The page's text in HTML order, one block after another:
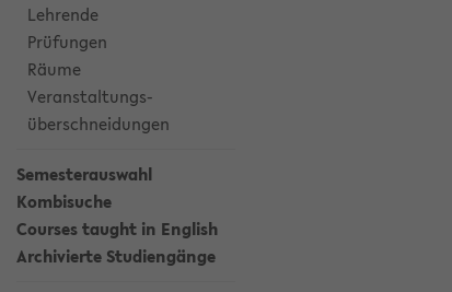
Lehrende
Prüfungen
Räume
Veranstaltungs-
überschneidungen
Semesterauswahl
Kombisuche
Courses taught in English
Archivierte Studiengänge